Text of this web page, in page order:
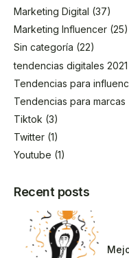
Marketing Digital (37)
Marketing Influencer (25)
Sin categoría (22)
tendencias digitales 2021
Tendencias para
Tendencias para marcas
Tiktok (3)
Twitter (1)
Youtube (1)
Recent posts